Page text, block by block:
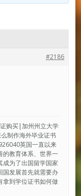
#2186
购买|加州州立大学
制作海外毕业证书
英国一直以来
的教育体系、世界一
成为了出国留学国家
国发展首先就需要办
拿到学位证书如何做